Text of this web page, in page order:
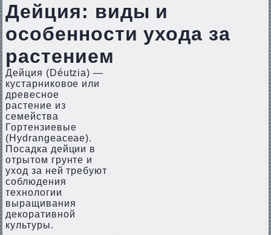
Дейция: виды и
особенности ухода за
растением
Дейция (Déutzia) —
кустарниковое или
древесное
растение из
семейства
Гортензиевые
(Hydrangeaceae).
Посадка дейции в
отрытом грунте и
уход за ней требуют
соблюдения
технологии
выращивания
декоративной
культуры.